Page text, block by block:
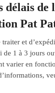
délais de
Pat
et
de 1 à 3 jours
varier en